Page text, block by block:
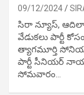
09/12/2024
సిరా న్యూస్,
వేడుక‌లు పార్టీ
త్యాగమూర్తి
పార్టీ సీనియ‌ర్
సోమవారం…